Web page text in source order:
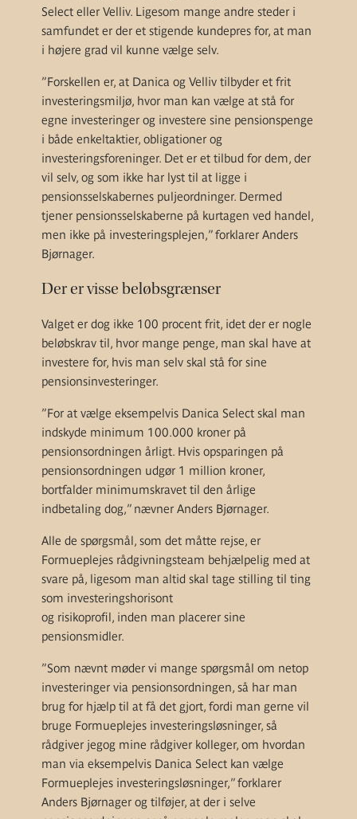
Select eller Velliv. Ligesom mange andre steder i
samfundet er der et stigende kundepres for, at man
i højere grad vil kunne vælge selv.
”Forskellen er, at Danica og Velliv tilbyder et frit
investeringsmiljø, hvor man kan vælge at stå for
egne investeringer og investere sine pensionspenge
i både enkeltaktier, obligationer og
investeringsforeninger. Det er et tilbud for dem, der
vil selv, og som ikke har lyst til at ligge i
pensionsselskabernes puljeordninger. Dermed
tjener pensionsselskaberne på kurtagen ved handel,
men ikke på investeringsplejen,” forklarer Anders
Bjørnager.
Der er visse beløbsgrænser
Valget er dog ikke 100 procent frit, idet der er nogle
beløbskrav til, hvor mange penge, man skal have at
investere for, hvis man selv skal stå for sine
pensionsinvesteringer.
”For at vælge eksempelvis Danica Select skal man
indskyde minimum 100.000 kroner på
pensionsordningen årligt. Hvis opsparingen på
pensionsordningen udgør 1 million kroner,
bortfalder minimumskravet til den årlige
indbetaling dog,” nævner Anders Bjørnager.
Alle de spørgsmål, som det måtte rejse, er
Formueplejes rådgivningsteam behjælpelig med at
svare på, ligesom man altid skal tage stilling til ting
som investeringshorisont
og risikoprofil, inden man placerer sine
pensionsmidler.
”Som nævnt møder vi mange spørgsmål om netop
investeringer via pensionsordningen, så har man
brug for hjælp til at få det gjort, fordi man gerne vil
bruge Formueplejes investeringsløsninger, så
rådgiver jegog mine rådgiver kolleger, om hvordan
man via eksempelvis Danica Select kan vælge
Formueplejes investeringsløsninger,” forklarer
Anders Bjørnager og tilføjer, at der i selve